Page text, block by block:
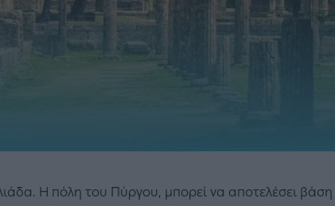
Η πόλη του Πύργου, μπορεί να αποτελέσει βάση